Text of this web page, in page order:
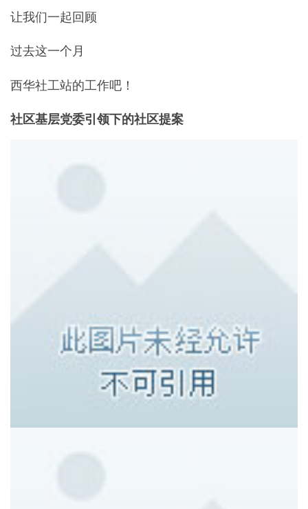
让我们一起回顾
过去这一个月
西华社工站的工作吧！
社区基层党委引领下的社区提案